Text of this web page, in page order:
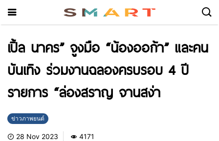
เปิ้ล นาคร” จูงมือ “น้องออก้า” และคน
บันเทิง ร่วมงานฉลองครบรอบ 4 ปี
รายการ “ล่องสราญ จานสง่า
ข่าวภาพยนต์
28 Nov 2023 4171